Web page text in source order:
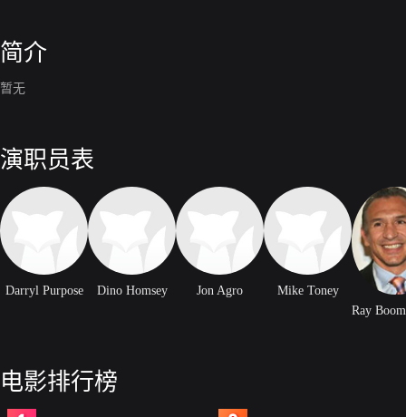
简介
暂无
演职员表
Darryl Purpose Dino Homsey Jon Agro Mike Toney
电影排行榜